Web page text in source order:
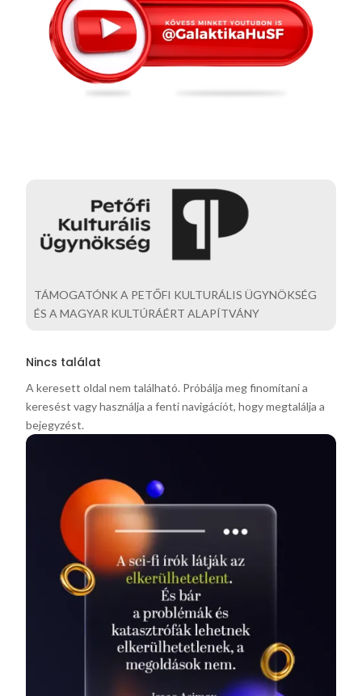
TÁMOGATÓNK A PETŐFI KULTURÁLIS ÜGYNÖKSÉG
ÉS A MAGYAR KULTÚRÁÉRT ALAPÍTVÁNY
Nincs találat
A keresett oldal nem található. Próbálja meg finomítani a
keresést vagy használja a fenti navigációt, hogy megtalálja a
bejegyzést.